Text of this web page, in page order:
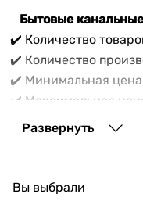
Бытовые
✔️ Количество
✔️ Количество
✔️ Минимальная цена
✔️ Максимальная
✔️ Средняя цена
канальные
Развернуть
Вы выбрали